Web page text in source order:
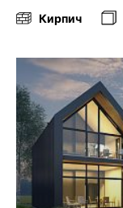
Кирпич